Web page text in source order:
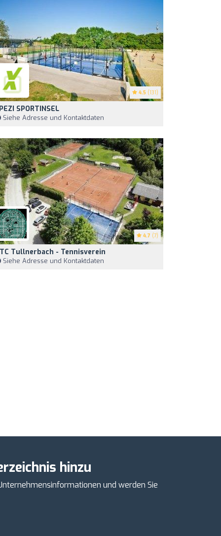
4.5 (131)
SPORTINSEL
Siehe Adresse und Kontaktdaten
4.7 (7)
Tullnerbach - Tennisverein
Siehe Adresse und Kontaktdaten
hinzu
und werden Sie